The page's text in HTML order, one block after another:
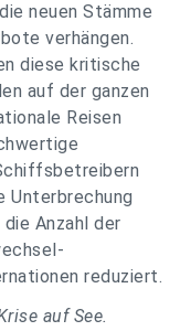
neuen Stämme
verhängen.
diese kritische
auf der ganzen
Reisen
Unterbrechung
Anzahl der
reduziert.
auf See.